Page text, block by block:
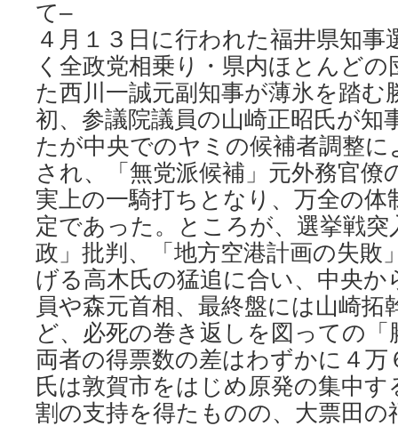
て
４月１３日に行われた福井県知事
く全政党相乗り・県内ほとんど
た西川一誠元副知事が薄氷を踏む
初、参議院議員の山崎正昭氏が知
たが中央でのヤミの候補者調整に
され、「無党派候補」元外務官僚
実上の一騎打ちとなり、万全の体
定であった。ところが、選挙戦
政」批判、「地方空港計画の失敗
げる高木氏の猛追に合い、中央か
員や森元首相、最終盤には山崎拓
ど、必死の巻き返しを図っての
両者の得票数の差はわずかに４万
氏は敦賀市をはじめ原発の集中す
割の支持を得たものの、大票田の